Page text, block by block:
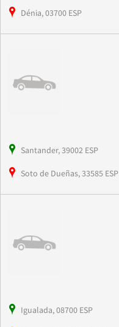
Dénia, 03700 ESP
Santander, 39002 ESP
Soto de Dueñas, 33585 ESP
Igualada, 08700 ESP